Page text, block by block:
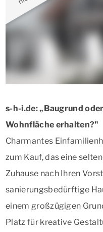
s-h-i.de: „Baugrund
Wohnfläche erhalten?"
Charmantes
zum Kauf, das eine
Zuhause nach Ihren
sanierungsbedürftige
einem großzügigen
Platz für kreative